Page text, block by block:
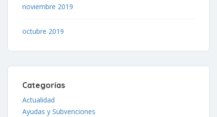
noviembre 2019
octubre 2019
Categorías
Actualidad
Ayudas y Subvenciones